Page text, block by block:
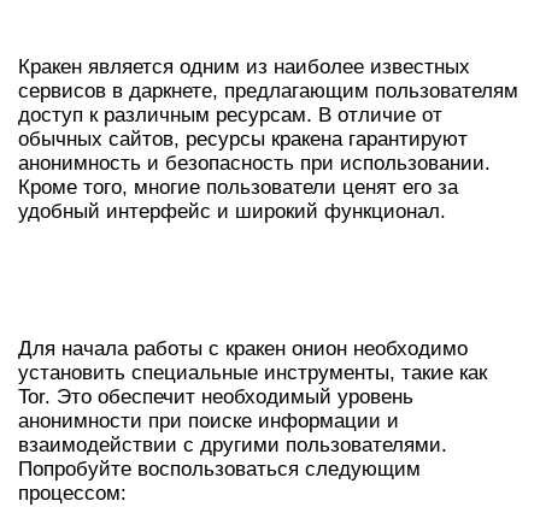
Кракен является одним из наиболее известных
сервисов в даркнете, предлагающим пользователям
доступ к различным ресурсам. В отличие от
обычных сайтов, ресурсы кракена гарантируют
анонимность и безопасность при использовании.
Кроме того, многие пользователи ценят его за
удобный интерфейс и широкий функционал.
Для начала работы с кракен онион необходимо
установить специальные инструменты, такие как
Tor. Это обеспечит необходимый уровень
анонимности при поиске информации и
взаимодействии с другими пользователями.
Попробуйте воспользоваться следующим
процессом: